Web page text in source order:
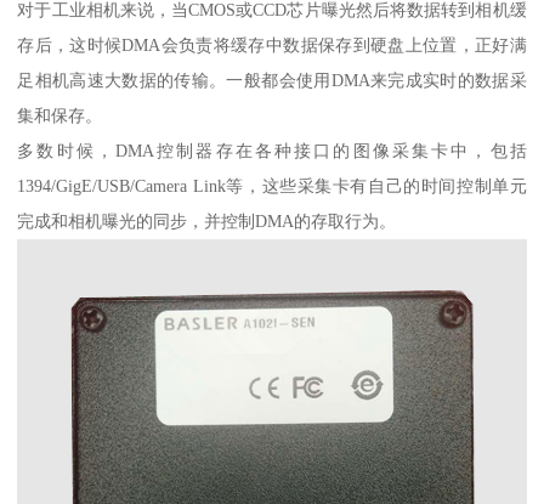
对于工业相机来说，当CMOS或CCD芯片曝光然后将数据转到相机缓
存后，这时候DMA会负责将缓存中数据保存到硬盘上位置，正好满
足相机高速大数据的传输。一般都会使用DMA来完成实时的数据采
集和保存。
多数时候，DMA控制器存在各种接口的图像采集卡中，包括
1394/GigE/USB/Camera Link等，这些采集卡有自己的时间控制单元
完成和相机曝光的同步，并控制DMA的存取行为。